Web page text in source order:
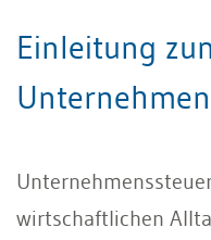
Einleitung
wirtschaftlichen